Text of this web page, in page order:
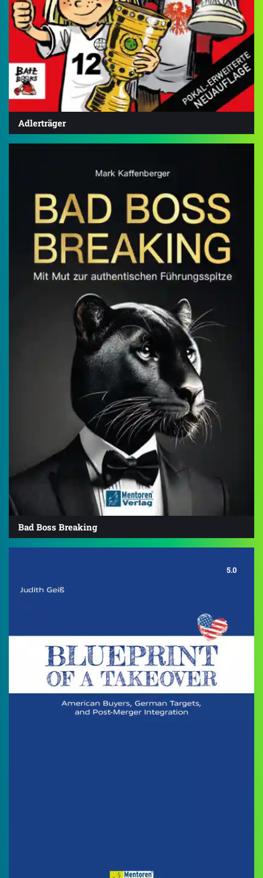
Adlerträger
Bad Boss Breaking
5.0